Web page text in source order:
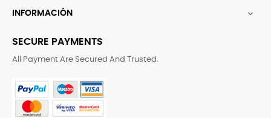
INFORMACIÓN 
SECURE PAYMENTS
All Payment Are Secured And Trusted.